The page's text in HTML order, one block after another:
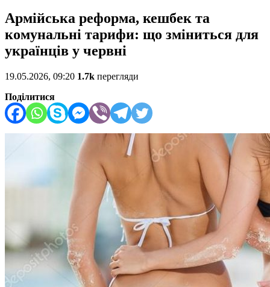
Армійська реформа, кешбек та
комунальні тарифи: що зміниться для
українців у червні
19.05.2026, 09:20 1.7k перегляди
Поділитися